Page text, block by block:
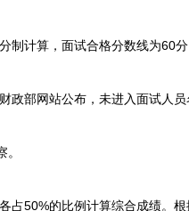
计算，面试合格分数线为60分
部网站公布，未进入面试人员
50%的比例计算综合成绩。根